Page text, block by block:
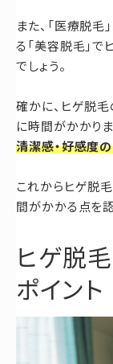
また、「医療脱
る「美容脱毛」
でしょう。
確かに、ヒゲ脱
に時間がかかり
清潔感・好感度
これからヒゲ脱
間がかかる点を認
ヒゲ脱
ポイント